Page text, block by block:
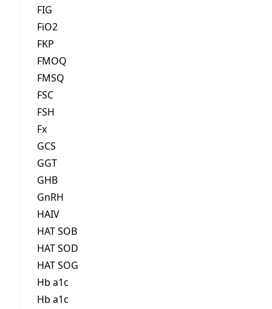
FIG
FiO2
FKP
FMOQ
FMSQ
FSC
FSH
Fx
GCS
GGT
GHB
GnRH
HAIV
HAT SOB
HAT SOD
HAT SOG
Hb a1c
Hb a1c